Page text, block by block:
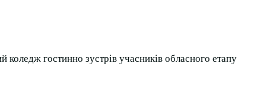
коледж гостинно зустрів учасників обласного етапу